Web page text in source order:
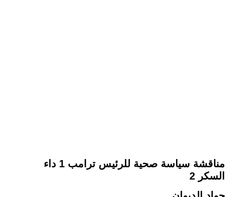
مناقشة سياسة صحية للرئيس ترامب 1 داء
السكر 2